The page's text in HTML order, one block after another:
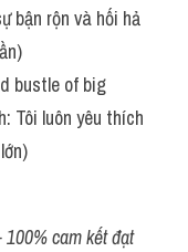
bận rộn và hối hả
bustle of big
Tôi luôn yêu thích
100% cam kết đạt